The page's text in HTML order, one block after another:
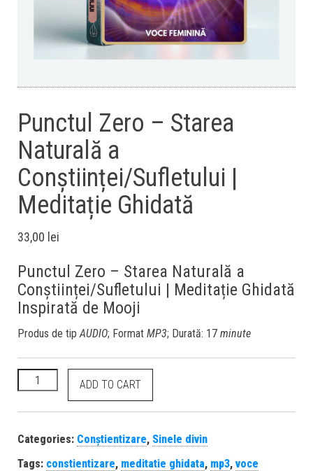
Punctul Zero – Starea
Naturală a
Conștiinței/Sufletului |
Meditație Ghidată
33,00 lei
Punctul Zero – Starea Naturală a
Conștiinței/Sufletului | Meditație Ghidată
Inspirată de Mooji
Produs de tipAUDIO; Format MP3; Durată: 17 minute
ADD TO CART
Categories: Conștientizare, Sinele divin
Tags: constientizare, meditatie ghidata, mp3, voce